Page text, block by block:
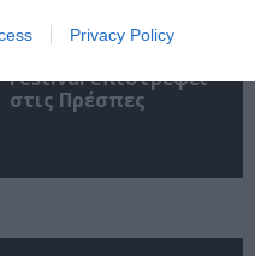
Privacy Policy
Festival επιστρέφει
στις Πρέσπες